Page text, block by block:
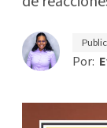
Por: